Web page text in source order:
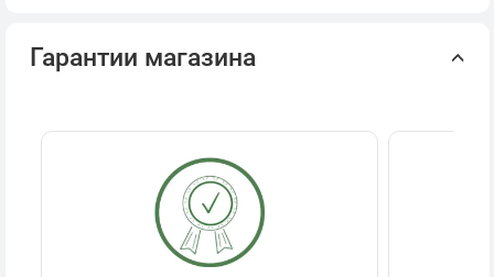
Гарантии магазина